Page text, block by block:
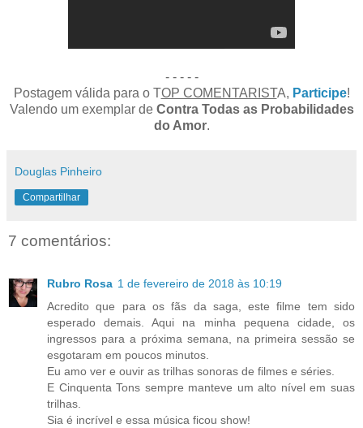
- - - - -
Postagem válida para o TOP COMENTARISTA, Participe!
Valendo um exemplar de Contra Todas as Probabilidades
do Amor.
Douglas Pinheiro
Compartilhar
7 comentários:
Rubro Rosa 1 de fevereiro de 2018 às 10:19
Acredito que para os fãs da saga, este filme tem sido
esperado demais. Aqui na minha pequena cidade, os
ingressos para a próxima semana, na primeira sessão se
esgotaram em poucos minutos.
Eu amo ver e ouvir as trilhas sonoras de filmes e séries.
E Cinquenta Tons sempre manteve um alto nível em suas
trilhas.
Sia é incrível e essa música ficou show!